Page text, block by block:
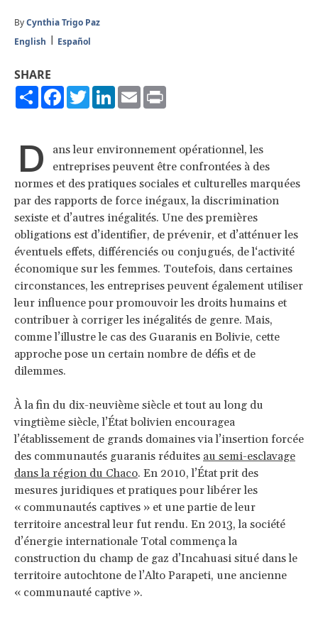
ByCynthia Trigo Paz
English
Español
SHARE
ShareFacebook
TwitterLinkedIn
Email
D
ans leur environnement opérationnel, les
entreprises peuvent être confrontées à des
normes et des pratiques sociales et culturelles marquées
par des rapports de force inégaux, la discrimination
sexiste et d’autres inégalités. Une des premières
obligations est d’identifier, de prévenir, et d’atténuer les
éventuels effets, différenciés ou conjugués, de l‘activité
économique sur les femmes. Toutefois, dans certaines
circonstances, les entreprises peuvent également utiliser
leur influence pour promouvoir les droits humains et
contribuer à corriger les inégalités de genre. Mais,
comme l’illustre le cas des Guaranis en Bolivie, cette
approche pose un certain nombre de défis et de
dilemmes.
À la fin du dix-neuvième siècle et tout au long du
vingtième siècle, l’État bolivien encouragea
l’établissement de grands domaines via l’insertion forcée
des communautés guaranis réduites au semi-esclavage
dans la région du Chaco. En 2010, l’État prit des
mesures juridiques et pratiques pour libérer les
« communautés captives » et une partie de leur
territoire ancestral leur fut rendu. En 2013, la société
d’énergie internationale Total commença la
construction du champ de gaz d’Incahuasi situé dans le
territoire autochtone de l’Alto Parapeti, une ancienne
« communauté captive ».